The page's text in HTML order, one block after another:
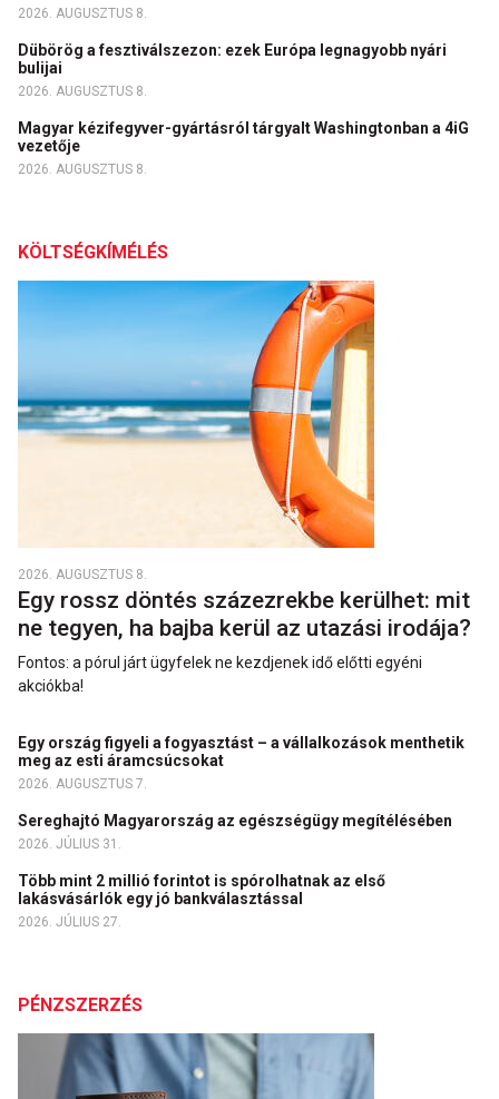
2026. AUGUSZTUS 8.
Dübörög a fesztiválszezon: ezek Európa legnagyobb nyári
bulijai
2026. AUGUSZTUS 8.
Magyar kézifegyver-gyártásról tárgyalt Washingtonban a 4iG
vezetője
2026. AUGUSZTUS 8.
KÖLTSÉGKÍMÉLÉS
2026. AUGUSZTUS 8.
Egy rossz döntés százezrekbe kerülhet: mit
ne tegyen, ha bajba kerül az utazási irodája?
Fontos: a pórul járt ügyfelek ne kezdjenek idő előtti egyéni
akciókba!
Egy ország figyeli a fogyasztást – a vállalkozások menthetik
meg az esti áramcsúcsokat
2026. AUGUSZTUS 7.
Sereghajtó Magyarország az egészségügy megítélésében
2026. JÚLIUS 31.
Több mint 2 millió forintot is spórolhatnak az első
lakásvásárlók egy jó bankválasztással
2026. JÚLIUS 27.
PÉNZSZERZÉS